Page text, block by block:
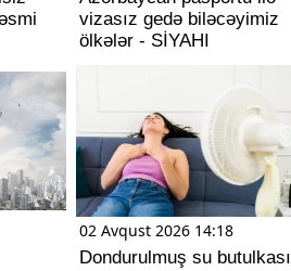
vizasız gedə biləcəyimiz
ölkələr - SİYAHI
02 Avqust 2026 14:18
Dondurulmuş su butulkası